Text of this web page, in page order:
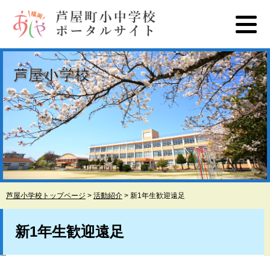
す
。
し
て
文
芦屋小学校トップページ > 活動紹介 > 新1年生歓迎遠足
新1年生歓迎遠足